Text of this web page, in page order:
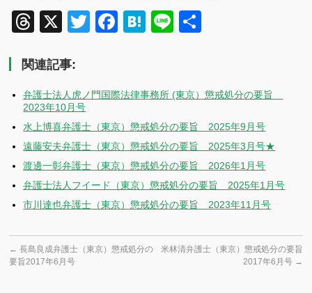
Threads
X TwitterFacebook
Hatena
Line
関連記事:
弁護士法人虎ノ門国際法律事務所 (東京）懲戒処分の要旨
2023年10月号
水上博喜弁護士（東京）懲戒処分の要旨 2025年9月号
遠藤安夫弁護士（東京）懲戒処分の要旨 2025年3月号★
渡邊一彰弁護士（東京）懲戒処分の要旨 2026年1月号
弁護士法人フイード（東京）懲戒処分の要旨 2025年1月号
市川達也弁護士（東京）懲戒処分の要旨 2023年11月号
← 長島良成弁護士（東京）懲戒処分の
要旨2017年6月号
米林清弁護士（東京）懲戒処分の要旨
2017年6月号 →